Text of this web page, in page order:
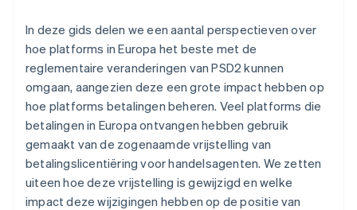
In deze gids delen we een aantal perspectieven over
hoe platforms in Europa het beste met de
reglementaire veranderingen van PSD2 kunnen
omgaan, aangezien deze een grote impact hebben op
hoe platforms betalingen beheren. Veel platforms die
betalingen in Europa ontvangen hebben gebruik
gemaakt van de zogenaamde vrijstelling van
betalingslicentiëring voor handelsagenten. We zetten
uiteen hoe deze vrijstelling is gewijzigd en welke
impact deze wijzigingen hebben op de positie van